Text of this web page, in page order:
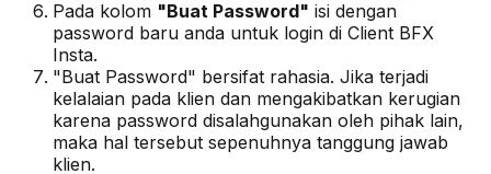
Pada kolom "Buat Password" isi dengan
password baru anda untuk login di Client BFX
Insta.
"Buat Password" bersifat rahasia. Jika terjadi
kelalaian pada klien dan mengakibatkan kerugian
karena password disalahgunakan oleh pihak lain,
maka hal tersebut sepenuhnya tanggung jawab
klien.